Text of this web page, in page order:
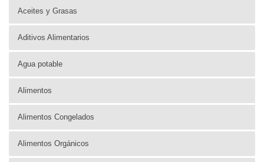
Aceites y Grasas
Aditivos Alimentarios
Agua potable
Alimentos
Alimentos Congelados
Alimentos Orgánicos